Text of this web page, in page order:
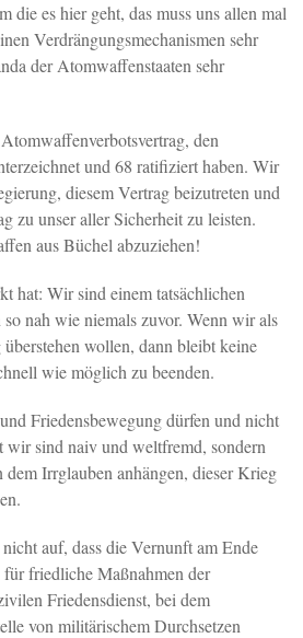
die es hier geht, das muss uns allen mal
Verdrängungsmechanismen sehr
der Atomwaffenstaaten sehr
den
und 68 ratifiziert haben. Wir
diesem Vertrag beizutreten und
zu unser aller Sicherheit zu leisten.
aus Büchel abzuziehen!
hat: Wir sind einem tatsächlichen
nah wie niemals zuvor. Wenn wir als
wollen, dann bleibt keine
wie möglich zu beenden.
Friedensbewegung dürfen und nicht
wir sind naiv und weltfremd, sondern
dem Irrglauben anhängen, dieser Krieg
auf, dass die Vernunft am Ende
friedliche Maßnahmen der
Friedensdienst, bei dem
von militärischem Durchsetzen